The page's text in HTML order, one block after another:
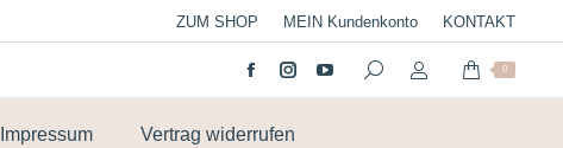
ZUM SHOP MEIN Kundenkonto KONTAKT
0
Impressum Vertrag widerrufen